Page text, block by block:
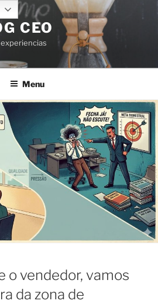
CEO
Menu
o vendedor, vamos
da zona de